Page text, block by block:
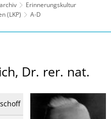
Erinnerungskultur
(LKP)
A-D
Dr. rer. nat.